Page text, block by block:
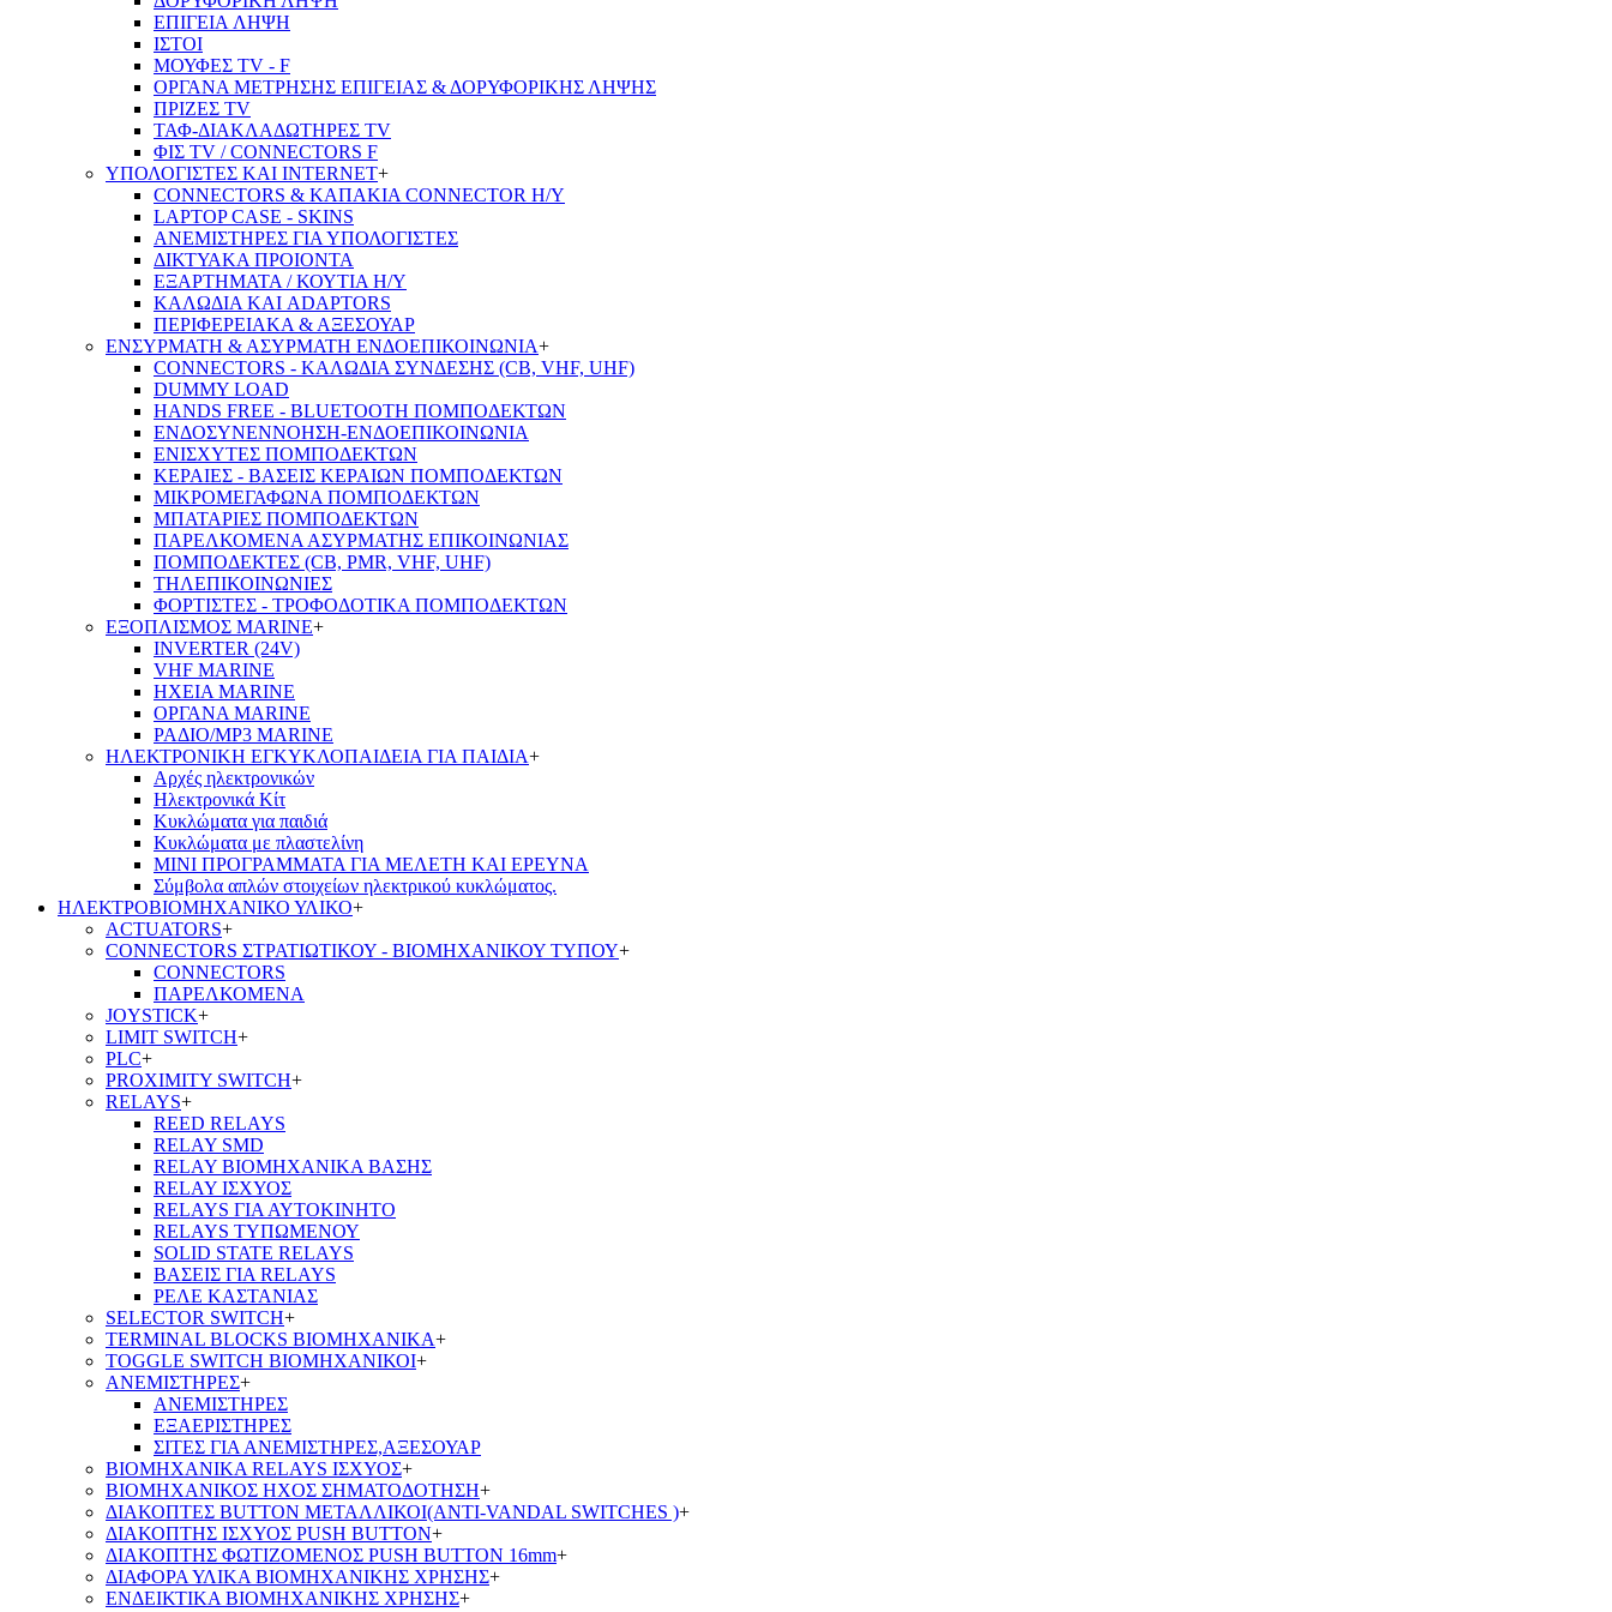
ΕΠΙΓΕΙA ΛΗΨΗ
ΙΣΤΟΙ
ΜΟΥΦΕΣ TV - F
ΟΡΓΑΝΑ ΜΕΤΡΗΣΗΣ ΕΠΙΓΕΙΑΣ & ΔΟΡΥΦΟΡΙΚΗΣ ΛΗΨΗΣ
ΠΡΙΖΕΣ TV
ΤΑΦ-ΔΙΑΚΛΑΔΩΤΗΡΕΣ TV
ΦΙΣ TV / CONNECTORS F
ΥΠΟΛΟΓΙΣΤΕΣ ΚΑΙ INTERNET+
CONNECTORS & ΚΑΠΑΚΙΑ CONNECTOR Η/Υ
LAPTOP CASE - SKINS
ΑΝΕΜΙΣΤΗΡΕΣ ΓΙΑ ΥΠΟΛΟΓΙΣΤΕΣ
ΔΙΚΤΥΑΚΑ ΠΡΟΙΟΝΤΑ
ΕΞΑΡΤΗΜΑΤΑ / ΚΟΥΤΙΑ Η/Υ
ΚΑΛΩΔΙΑ ΚΑΙ ADAPTORS
ΠΕΡΙΦΕΡΕΙΑΚΑ & ΑΞΕΣΟΥΑΡ
ΕΝΣΥΡΜΑΤΗ & ΑΣΥΡΜΑΤΗ ΕΝΔΟΕΠΙΚΟΙΝΩΝΙΑ+
CONNECTORS - ΚΑΛΩΔΙΑ ΣΥΝΔΕΣΗΣ (CB, VHF, UHF)
DUMMY LOAD
HANDS FREE - BLUETOOTH ΠΟΜΠΟΔΕΚΤΩΝ
ΕΝΔΟΣΥΝΕΝΝΟΗΣΗ-ΕΝΔΟΕΠΙΚΟΙΝΩΝΙΑ
ΕΝΙΣΧΥΤΕΣ ΠΟΜΠΟΔΕΚΤΩΝ
ΚΕΡΑΙΕΣ - ΒΑΣΕΙΣ ΚΕΡΑΙΩΝ ΠΟΜΠΟΔΕΚΤΩΝ
ΜΙΚΡΟΜΕΓΑΦΩΝΑ ΠΟΜΠΟΔΕΚΤΩΝ
ΜΠΑΤΑΡΙΕΣ ΠΟΜΠΟΔΕΚΤΩΝ
ΠΑΡΕΛΚΟΜΕΝΑ ΑΣΥΡΜΑΤΗΣ ΕΠΙΚΟΙΝΩΝΙΑΣ
ΠΟΜΠΟΔΕΚΤΕΣ (CB, PMR, VHF, UHF)
ΤΗΛΕΠΙΚΟΙΝΩΝΙΕΣ
ΦΟΡΤΙΣΤΕΣ - ΤΡΟΦΟΔΟΤΙΚΑ ΠΟΜΠΟΔΕΚΤΩΝ
ΕΞΟΠΛΙΣΜΟΣ MARINE+
INVERTER (24V)
VHF MARINE
ΗΧΕΙΑ MARINE
ΟΡΓΑΝΑ MARINE
ΡΑΔΙΟ/MP3 MARINE
ΗΛΕΚΤΡΟΝΙΚΗ ΕΓΚΥΚΛΟΠΑΙΔΕΙΑ ΓΙΑ ΠΑΙΔΙΑ+
Αρχές ηλεκτρονικών
Ηλεκτρονικά Κίτ
Κυκλώματα για παιδιά
Κυκλώματα με πλαστελίνη
ΜΙΝΙ ΠΡΟΓΡΑΜΜΑΤΑ ΓΙΑ ΜΕΛΕΤΗ ΚΑΙ ΕΡΕΥΝΑ
Σύμβολα απλών στοιχείων ηλεκτρικού κυκλώματος.
ΗΛΕΚΤΡΟΒΙΟΜΗΧΑΝΙΚΟ ΥΛΙΚΟ+
ACTUATORS+
CONNECTORS ΣΤΡΑΤΙΩΤΙΚΟΥ - ΒΙΟΜΗΧΑΝΙΚΟΥ ΤΥΠΟΥ+
CONNECTORS
ΠΑΡΕΛΚΟΜΕΝΑ
JOYSTICK+
LIMIT SWITCH+
PLC+
PROXIMITY SWITCH+
RELAYS+
REED RELAYS
RELAY SMD
RELAY ΒΙΟΜΗΧΑΝΙΚΑ ΒΑΣΗΣ
RELAY ΙΣΧΥΟΣ
RELAYS ΓΙΑ ΑΥΤΟΚΙΝΗΤΟ
RELAYS ΤΥΠΩΜΕΝΟΥ
SOLID STATE RELAYS
ΒΑΣΕΙΣ ΓΙΑ RELAYS
ΡΕΛΕ ΚΑΣΤΑΝΙΑΣ
SELECTOR SWITCH+
TERMINAL BLOCKS ΒΙΟΜΗΧΑΝΙΚΑ+
TOGGLE SWITCH ΒΙΟΜΗΧΑΝΙΚΟΙ+
ΑΝΕΜΙΣΤΗΡΕΣ+
ΑΝΕΜΙΣΤΗΡΕΣ
ΕΞΑΕΡΙΣΤΗΡΕΣ
ΣΙΤΕΣ ΓΙΑ ΑΝΕΜΙΣΤΗΡΕΣ,ΑΞΕΣΟΥΑΡ
ΒΙΟΜΗΧΑΝΙΚΑ RELAYS ΙΣΧΥΟΣ+
ΒΙΟΜΗΧΑΝΙΚΟΣ ΗΧΟΣ ΣΗΜΑΤΟΔΟΤΗΣΗ+
ΔΙΑΚΟΠΤΕΣ BUTTON ΜΕΤΑΛΛΙΚΟΙ(ANTI-VANDAL SWITCHES )+
ΔΙΑΚΟΠΤΗΣ ΙΣΧΥΟΣ PUSH BUTTON+
ΔΙΑΚΟΠΤΗΣ ΦΩΤΙΖΟΜΕΝΟΣ PUSH BUTTON 16mm+
ΔΙΑΦΟΡΑ ΥΛΙΚΑ ΒΙΟΜΗΧΑΝΙΚΗΣ ΧΡΗΣΗΣ+
ΕΝΔΕΙΚΤΙΚΑ ΒΙΟΜΗΧΑΝΙΚΗΣ ΧΡΗΣΗΣ+